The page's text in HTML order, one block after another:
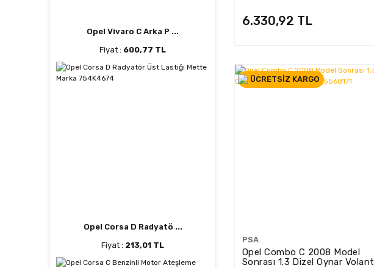
Opel Vivaro C Arka P ...
Fiyat : 600,77 TL
Opel Corsa D Radyatö ...
Fiyat : 213,01 TL
6.330,92 TL
ÜCRETSİZ KARGO
PSA
Opel Combo C 2008 Model
Sonrası 1.3 Dizel Oynar Volant